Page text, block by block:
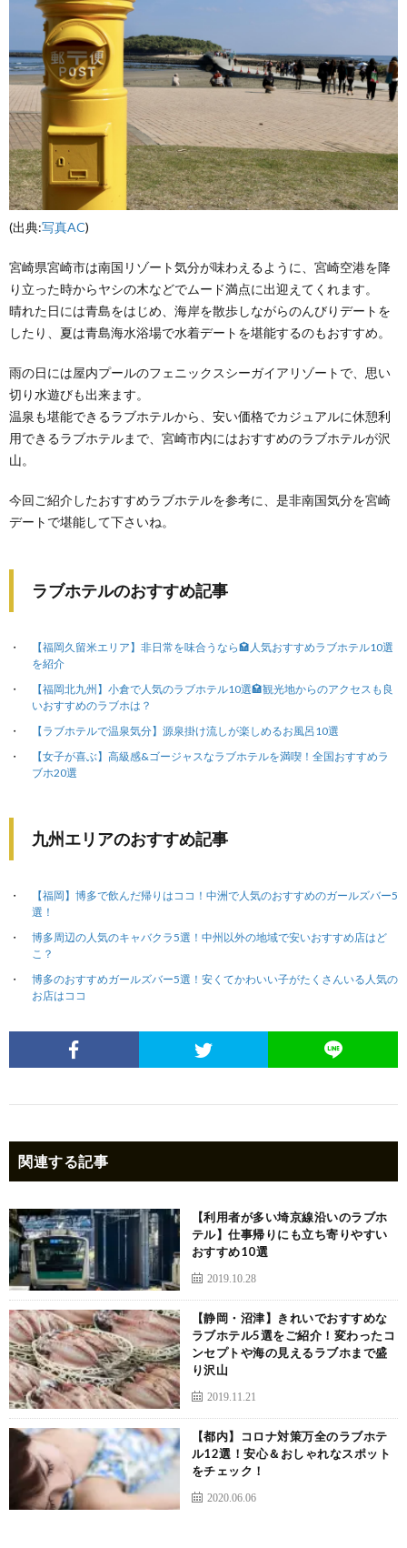
(出典:写真AC)
宮崎県宮崎市は南国リゾート気分が味わえるように、宮崎空港を降
り立った時からヤシの木などでムード満点に出迎えてくれます。
晴れた日には青島をはじめ、海岸を散歩しながらのんびりデートを
したり、夏は青島海水浴場で水着デートを堪能するのもおすすめ。
雨の日には屋内プールのフェニックスシーガイアリゾートで、思い
切り水遊びも出来ます。
温泉も堪能できるラブホテルから、安い価格でカジュアルに休憩利
用できるラブホテルまで、宮崎市内にはおすすめのラブホテルが沢
山。
今回ご紹介したおすすめラブホテルを参考に、是非南国気分を宮崎
デートで堪能して下さいね。
ラブホテルのおすすめ記事
【福岡久留米エリア】非日常を味合うなら🏩人気おすすめラブホテル10選
を紹介
【福岡北九州】小倉で人気のラブホテル10選🏩観光地からのアクセスも良
いおすすめのラブホは？
【ラブホテルで温泉気分】源泉掛け流しが楽しめるお風呂10選
【女子が喜ぶ】高級感&ゴージャスなラブホテルを満喫！全国おすすめラ
ブホ20選
九州エリアのおすすめ記事
【福岡】博多で飲んだ帰りはココ！中洲で人気のおすすめのガールズバー5
選！
博多周辺の人気のキャバクラ5選！中州以外の地域で安いおすすめ店はど
こ？
博多のおすすめガールズバー5選！安くてかわいい子がたくさんいる人気の
お店はココ
関連する記事
【利用者が多い埼京線沿いのラブホ
テル】仕事帰りにも立ち寄りやすい
おすすめ10選
2019.10.28
【静岡・沼津】きれいでおすすめな
ラブホテル5選をご紹介！変わったコ
ンセプトや海の見えるラブホまで盛
り沢山
2019.11.21
【都内】コロナ対策万全のラブホテ
ル12選！安心＆おしゃれなスポット
をチェック！
2020.06.06